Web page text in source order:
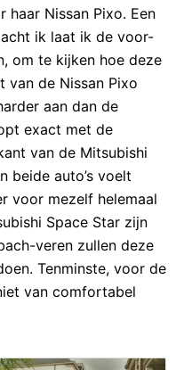
haar Nissan Pixo. Een
ik laat ik de voor-
om te kijken hoe deze
van de Nissan Pixo
aan dan de
exact met de
van de Mitsubishi
beide auto’s voelt
voor mezelf helemaal
Space Star zijn
veren zullen deze
Tenminste, voor de
van comfortabel